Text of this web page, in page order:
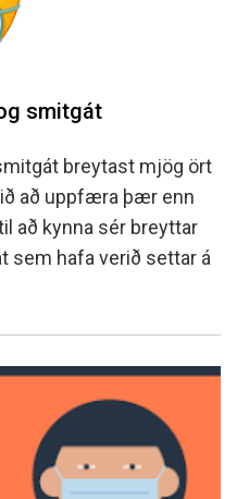
smitgát
breytast mjög ört
að uppfæra þær enn
að kynna sér breyttar
sem hafa verið settar á